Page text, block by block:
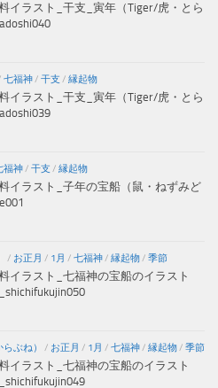
イラスト_干支_寅年（Tiger/虎・とら
七福神/ 干支 / 縁起物
イラスト_干支_寅年（Tiger/虎・とら
福神/ 干支 / 縁起物
イラスト_子年の宝船（鼠・ねずみど
/ お正月 / 1月 / 七福神/ 縁起物/ 季節
イラスト_七福神の宝船のイラスト
ぶね） / お正月 / 1月 / 七福神/ 縁起物/ 季節
イラスト_七福神の宝船のイラスト